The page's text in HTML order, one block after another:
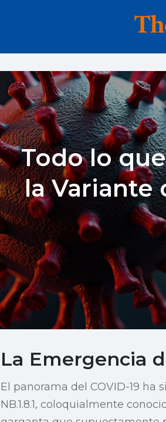
Todo lo
la Variante
La Emergencia
El panorama del COVID-19 ha
NB.1.8.1, coloquialmente